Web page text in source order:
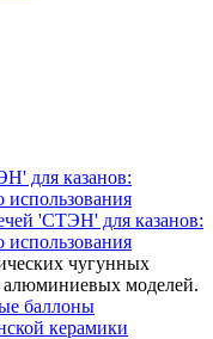
'СТЭН' для казанов:
использования
чугунных
алюминиевых моделей.
баллоны
керамики